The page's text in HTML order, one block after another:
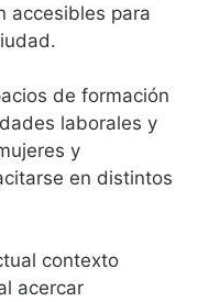
accesibles para
de formación
laborales y
y
en distintos
contexto
acercar